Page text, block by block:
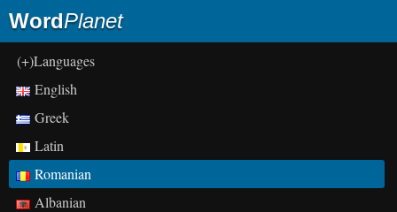
WordPlanet
(+)Languages
English
Greek
Latin
Romanian
Albanian